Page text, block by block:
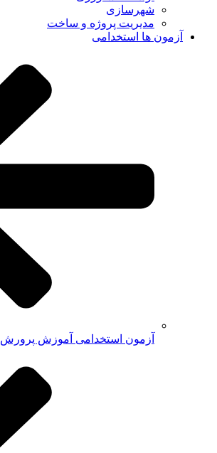
شهرسازی
مدیریت پروژه و ساخت
آزمون ها استخدامی
آزمون استخدامی آموزش پرورش